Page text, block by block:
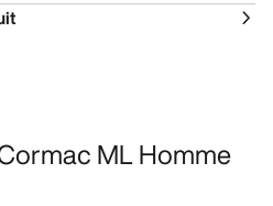
ML Homme